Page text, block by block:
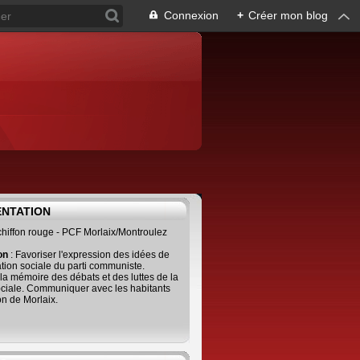
Connexion + Créer mon blog
rouge - PCF Morlaix/Montroulez
: Favoriser l'expression des idées de
sociale du parti communiste.
mémoire des débats et des luttes de la
Communiquer avec les habitants
de Morlaix.